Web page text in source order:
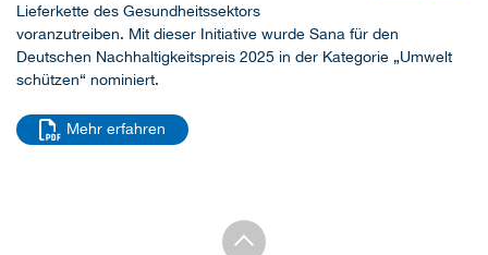
Lieferkette des Gesundheitssektors
voranzutreiben. Mit dieser Initiative wurde Sana für den
Deutschen Nachhaltigkeitspreis 2025 in der Kategorie „Umwelt
schützen“ nominiert.
Mehr erfahren